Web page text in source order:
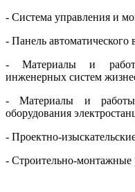
- Система управления и
- Панель автоматического
- Материалы и
инженерных систем
- Материалы и
оборудования
- Проектно-
- Строительно-монтажные